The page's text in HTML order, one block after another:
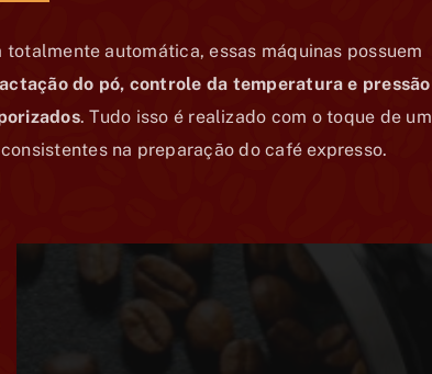
automática, essas máquinas possuem
do pó, controle da temperatura e pressão
. Tudo isso é realizado com o toque de um
na preparação do café expresso.